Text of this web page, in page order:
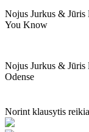
Nojus Jurkus & Jūris
You Know
Nojus Jurkus & Jūris
Odense
Norint klausytis